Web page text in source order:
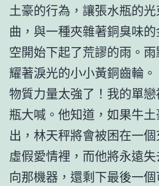
土豪的行為，讓張水瓶的
曲，與一種夾雜著銅臭味
空開始下起了荒謬的雨。
耀著淚光的小小黃銅齒輪
物質力量太強了！我的單
瓶大喊。他知道，如果牛
出，林天秤將會被困在一
虛假愛情裡，而他將永遠
向那機器，還剩下最後一